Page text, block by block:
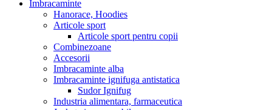
Imbracaminte
Hanorace, Hoodies
Articole sport
Articole sport pentru copii
Combinezoane
Accesorii
Imbracaminte alba
Imbracaminte ignifuga antistatica
Sudor Ignifug
Industria alimentara, farmaceutica